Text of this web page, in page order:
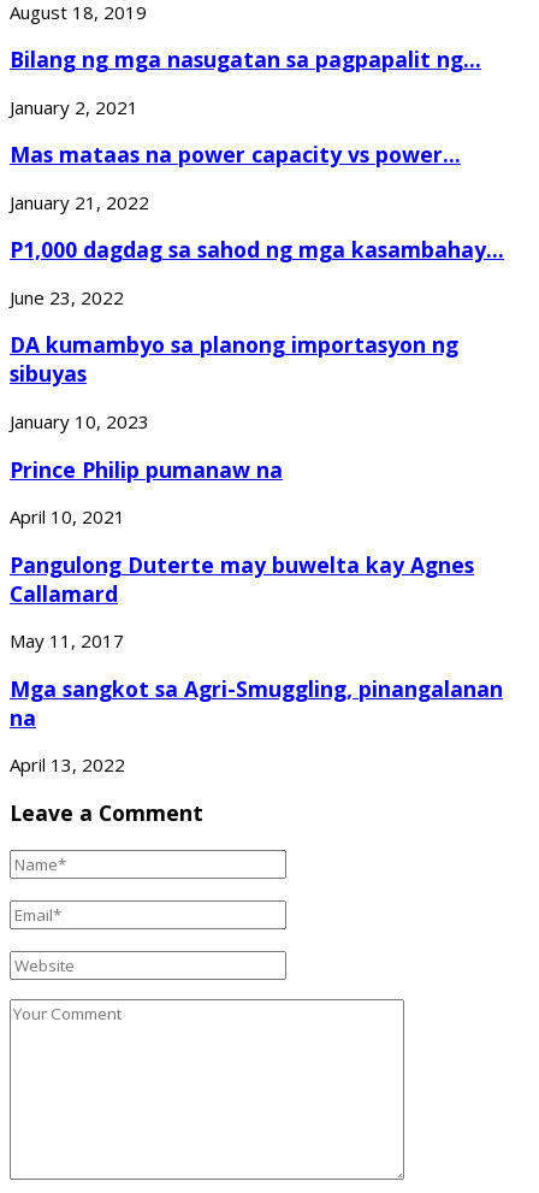
August 18, 2019
Bilang ng mga nasugatan sa pagpapalit ng...
January 2, 2021
Mas mataas na power capacity vs power...
January 21, 2022
P1,000 dagdag sa sahod ng mga kasambahay...
June 23, 2022
DA kumambyo sa planong importasyon ng
sibuyas
January 10, 2023
Prince Philip pumanaw na
April 10, 2021
Pangulong Duterte may buwelta kay Agnes
Callamard
May 11, 2017
Mga sangkot sa Agri-Smuggling, pinangalanan
na
April 13, 2022
Leave a Comment